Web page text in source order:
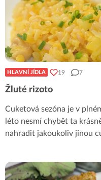
HLAVNÍ JÍDLA 19 7
Žluté rizoto
Cuketová sezóna je v
léto nesmí chybět ta
nahradit jakoukoliv jinou